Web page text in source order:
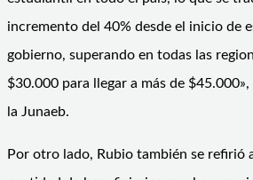
incremento del 40% desde el inicio de
gobierno, superando en todas las
$30.000 para llegar a más de
la Junaeb.
Por otro lado, Rubio también se refirió